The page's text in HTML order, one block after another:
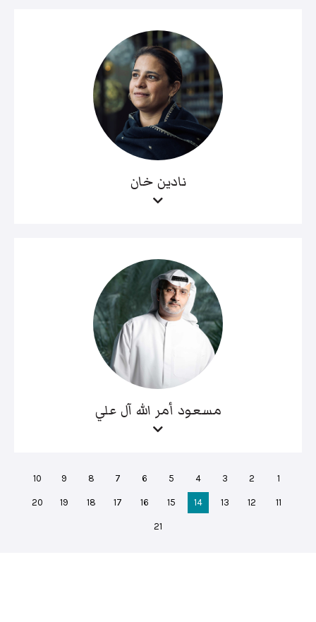
نادين خان
مسعود أمر الله آل علي
1
2
3
4
5
6
7
8
9
10
11
12
13
14
15
16
17
18
19
20
21